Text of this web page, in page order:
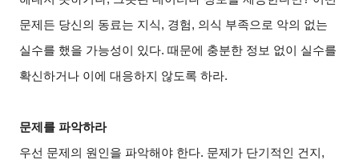
문제든 당신의 동료는 지식, 경험, 의식 부족으로 악의 없는
실수를 했을 가능성이 있다. 때문에 충분한 정보 없이 실수를
확신하거나 이에 대응하지 않도록 하라.
문제를 파악하라
우선 문제의 원인을 파악해야 한다. 문제가 단기적인 건지,